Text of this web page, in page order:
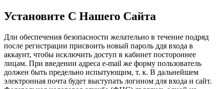
Установите С Нашего Сайта
Дли обеспечения безопасности желательно в течение подряд
после регистрации присвоить новый пароль ддя входа в
аккаунт, чтобы исключить доступ в кабинет постороннее
лицам. При введении адреса e-mail же форму пользователь
должен быть предельно испытующим, т. к. В дальнейшем
электронная почта будет выступать логином для входа и сайт.